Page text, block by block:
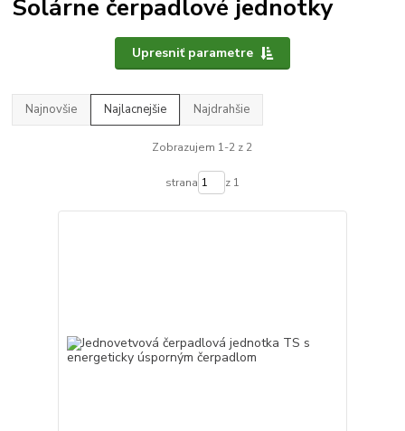
Solárne čerpadlové jednotky
Upresniť parametre
Najnovšie Najlacnejšie Najdrahšie
Zobrazujem 1-2 z 2
strana z 1